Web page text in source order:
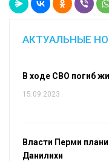
АКТУАЛЬНЫЕ
В ходе СВО погиб
15.09.2023
Власти Перми
Данилихи